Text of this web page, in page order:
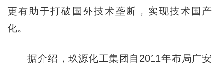
更有助于打破国外技术垄断，实现技术国产
化。
据介绍，玖源化工集团自2011年布局广安